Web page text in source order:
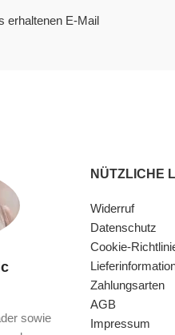
erhaltenen E-Mail
sowie
NÜTZLICHE
Widerruf
Datenschutz
Cookie-
Zahlungsarten
AGB
Impressum